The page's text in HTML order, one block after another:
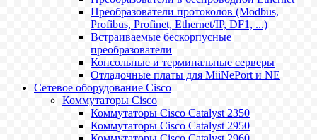
Преобразователи протоколов (Modbus,
Profibus, Profinet, Ethernet/IP, DF1, ...)
Встраиваемые бескорпусные
преобразователи
Консольные и терминальные серверы
Отладочные платы для MiiNePort и NE
Сетевое оборудование Cisco
Коммутаторы Cisco
Коммутаторы Cisco Catalyst 2350
Коммутаторы Cisco Catalyst 2950